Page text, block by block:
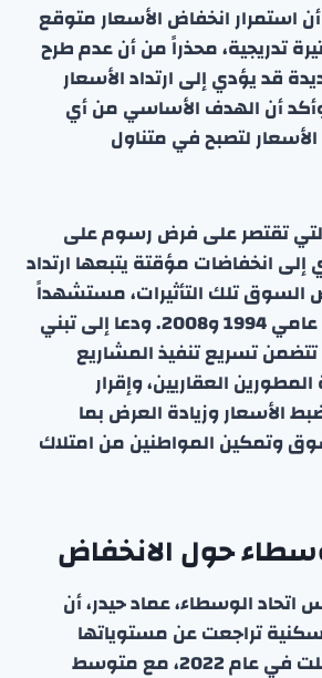
استمرار انخفاض الأسعار متوقع
عام 2026 بوتيرة تدريجية، محذراً من أن عدم طرح
قد يؤدي إلى ارتداد الأسعار
عام 2027. وأكد أن الهدف الأساسي من أي
لتصبح في متناول
التي تقتصر على فرض رسوم على
إلى انخفاضات مؤقتة يتبعها ارتداد
تلك التأثيرات، مستشهداً
بتجارب سابقة في عامي 1994 و2008. ودعا إلى تبني
تسريع تنفيذ المشاريع
العقاريين، وإقرار
الأسعار وزيادة العرض بما
وتمكين المواطنين من امتلاك
حول الانخفاض
الوسطاء، عماد حيدر، أن
تراجعت عن مستوياتها
القياسية التي سُجلت في عام 2022، مع متوسط